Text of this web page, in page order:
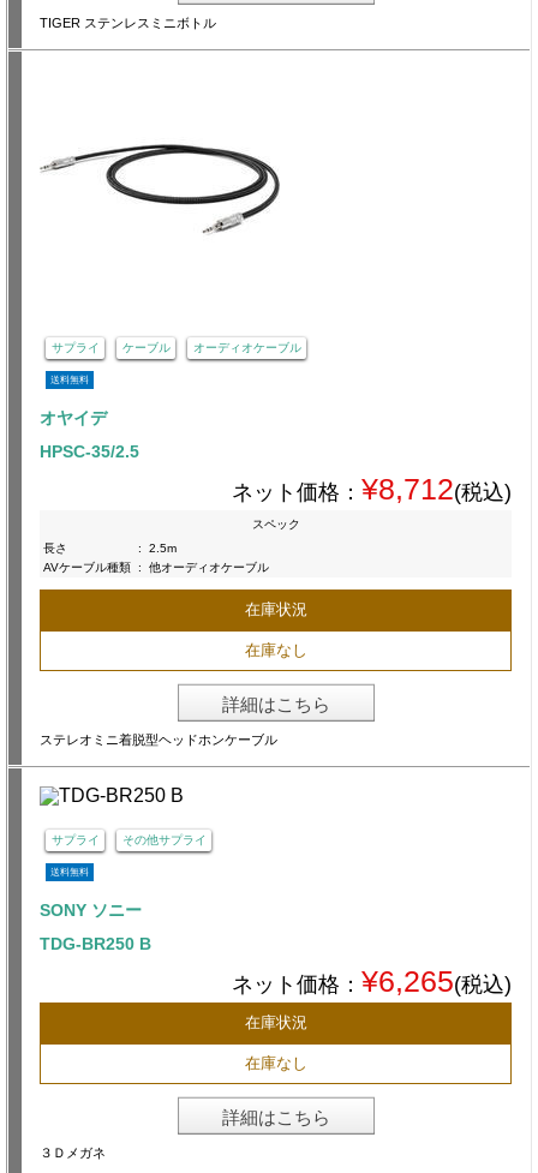
TIGER ステンレスミニボトル
サプライ ケーブル オーディオケーブル
送料無料
オヤイデ
HPSC-35/2.5
ネット価格： ¥8,712(税込)
スペック
長さ
:
2.5m
AVケーブル種類 : 他オーディオケーブル
在庫状況
在庫なし
詳細はこちら
ステレオミニ着脱型ヘッドホンケーブル
サプライ その他サプライ
送料無料
SONY ソニー
TDG-BR250 B
ネット価格： ¥6,265(税込)
在庫状況
在庫なし
詳細はこちら
３Ｄメガネ